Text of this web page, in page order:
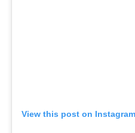
View this post on Instagram